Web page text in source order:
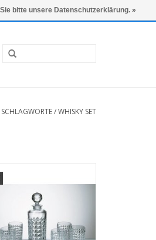
/ Kundenkonto anlegen
SCHLAGWORTE/WHISKY SET
aus 1 Whisky-
Diamand mit einem
von 700ml
Whiskygläsern mit einem
von 230ml.
bitte unsere Datenschutzerklärung. »